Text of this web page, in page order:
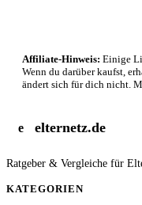
Affiliate-Hinweis: Einige
Wenn du darüber kaufst,
ändert sich für dich nicht.
e elternetz.de
Ratgeber & Vergleiche für
KATEGORIEN